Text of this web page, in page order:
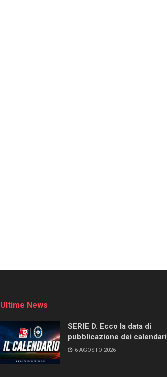
Ultime News
SERIE D. Ecco la data di
pubblicazione dei calendari
6 AGOSTO 2026